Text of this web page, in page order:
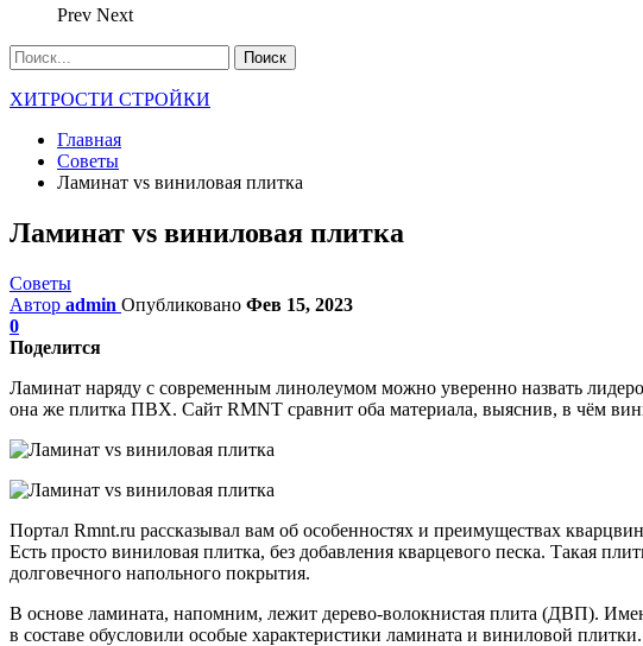
Prev Next
ХИТРОСТИ СТРОЙКИ
Главная
Советы
Ламинат vs виниловая плитка
Ламинат vs виниловая плитка
Советы
Автор admin Опубликовано Фев 15, 2023
0
Поделится
Ламинат наряду с современным линолеумом можно уверенно назвать
она же плитка ПВХ. Сайт RMNT сравнит оба материала, выяснив, в чём
Портал Rmnt.ru рассказывал вам об особенностях и преимуществах
Есть просто виниловая плитка, без добавления кварцевого песка. Такая
долговечного напольного покрытия.
В основе ламината, напомним, лежит дерево-волокнистая плита (ДВП).
в составе обусловили особые характеристики ламината и виниловой плитки.